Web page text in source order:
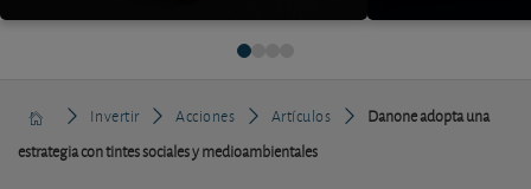
Invertir Acciones Artículos
Danone adopta una
estrategia con tintes sociales y medioambientales